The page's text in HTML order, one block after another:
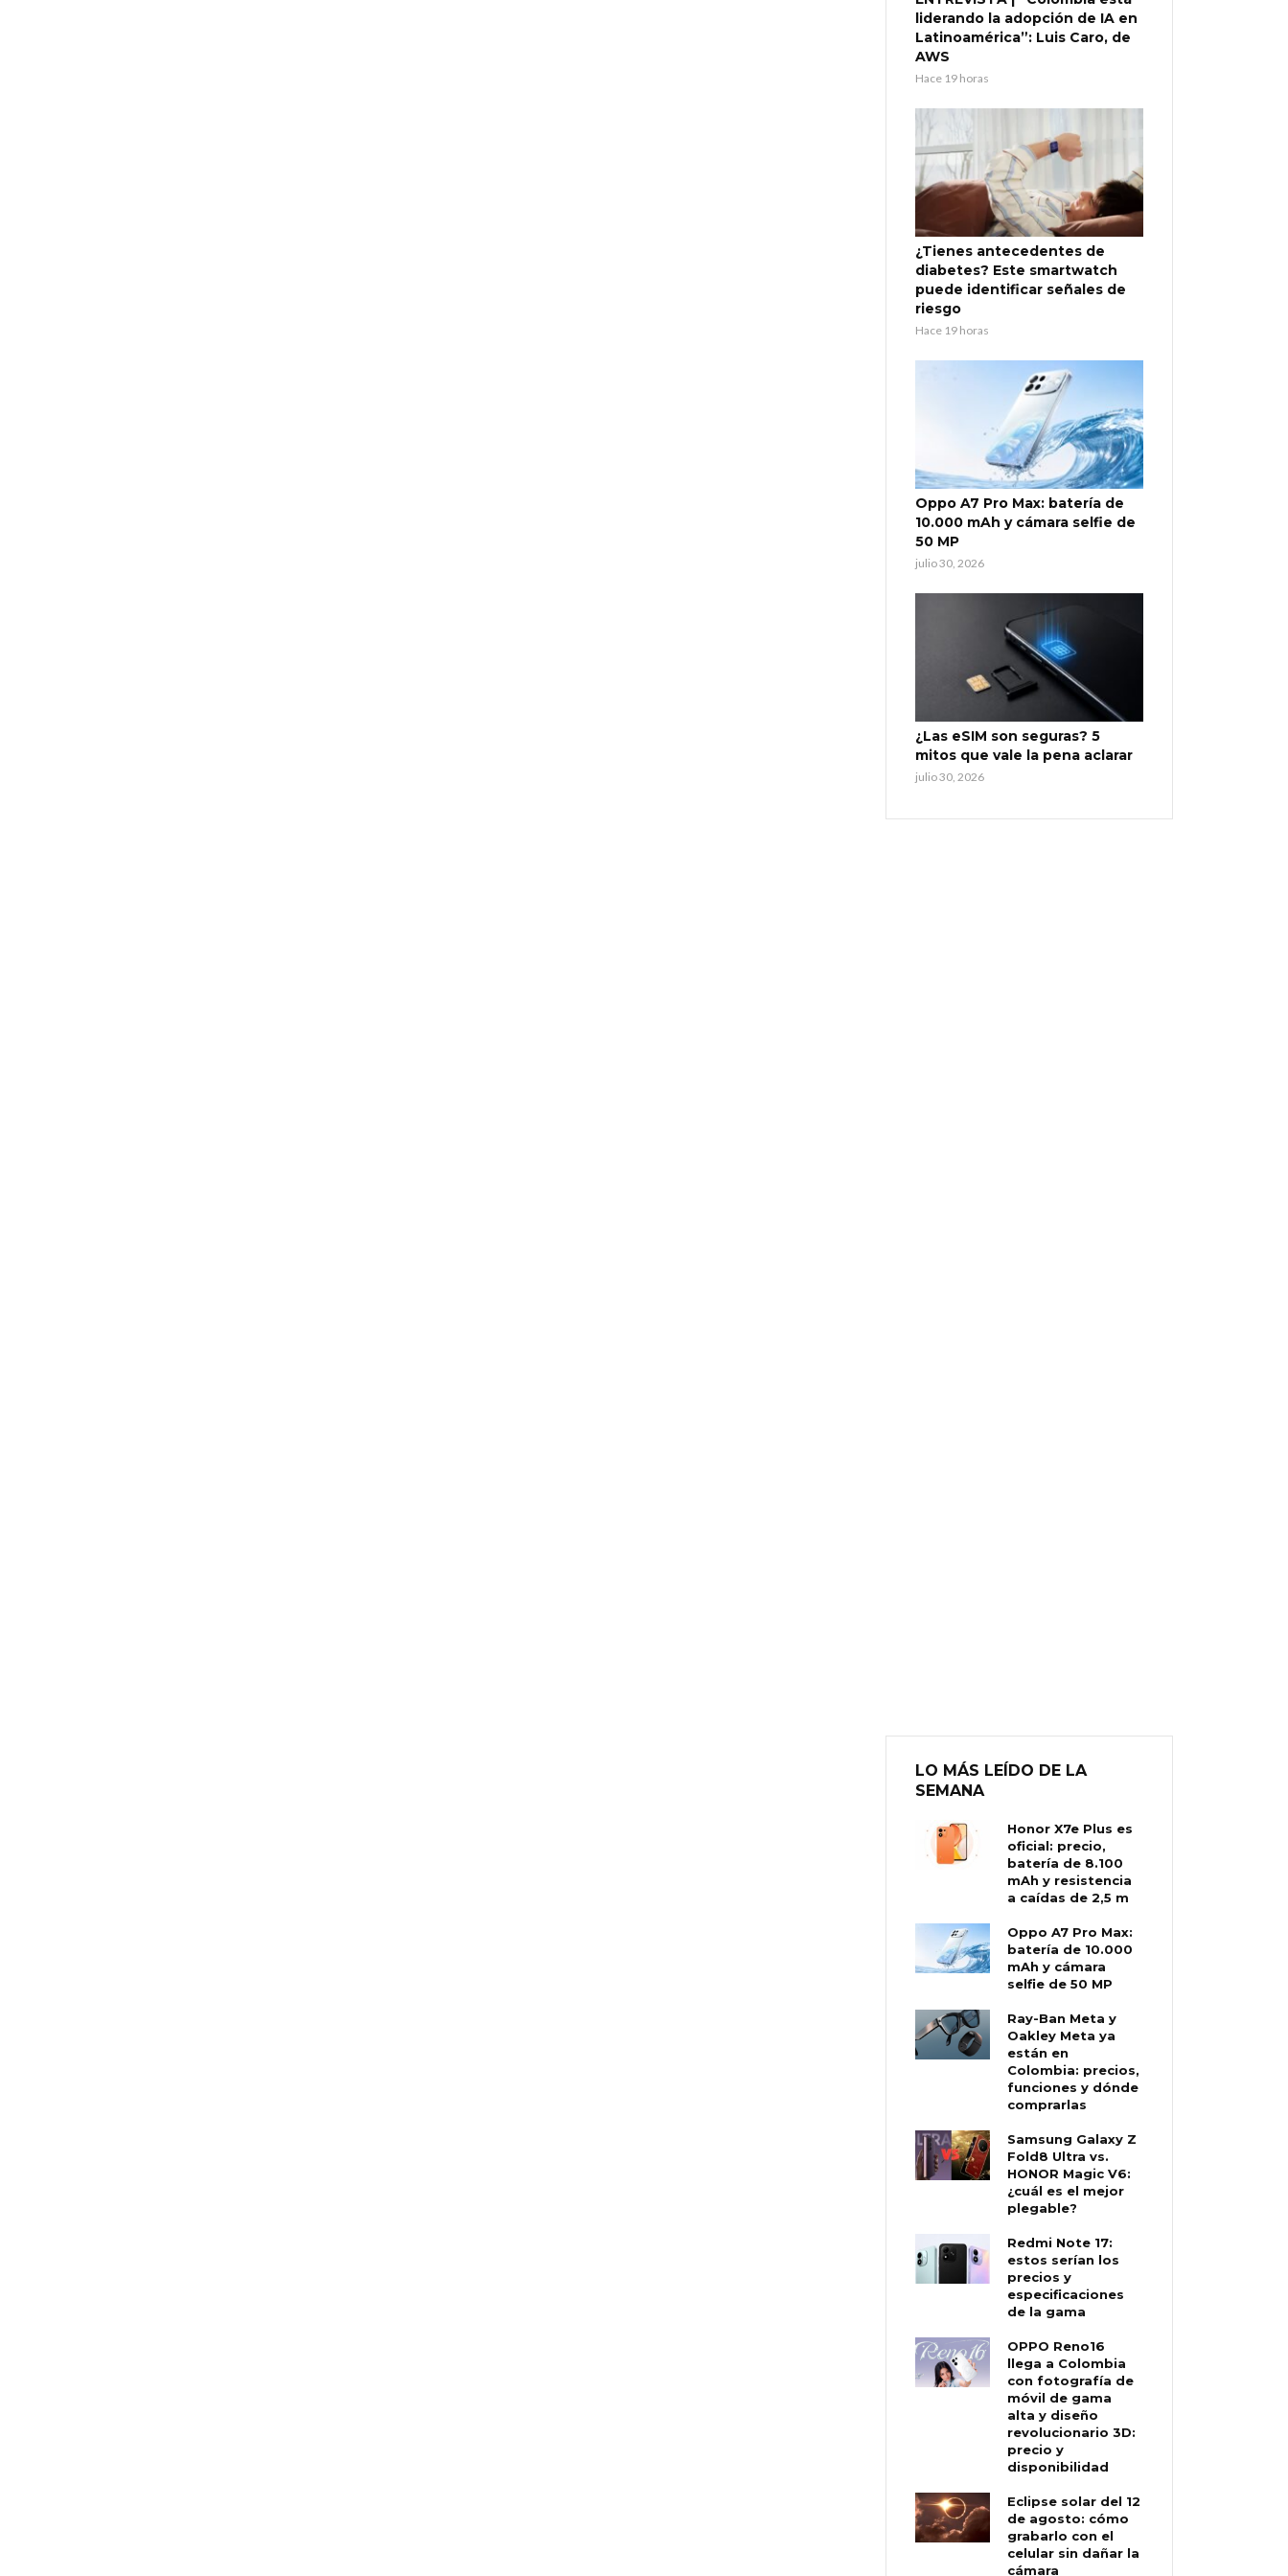
liderando la adopción de IA en
Latinoamérica”: Luis Caro, de
AWS
Hace 19 horas
¿Tienes antecedentes de
diabetes? Este smartwatch
puede identificar señales de
riesgo
Hace 19 horas
Oppo A7 Pro Max: batería de
10.000 mAh y cámara selfie de
50 MP
julio 30, 2026
¿Las eSIM son seguras? 5
mitos que vale la pena aclarar
julio 30, 2026
LO MÁS LEÍDO DE LA
SEMANA
Honor X7e Plus es
oficial: precio,
batería de 8.100
mAh y resistencia
a caídas de 2,5 m
Oppo A7 Pro Max:
batería de 10.000
mAh y cámara
selfie de 50 MP
Ray-Ban Meta y
Oakley Meta ya
están en
Colombia: precios,
funciones y dónde
comprarlas
Samsung Galaxy Z
Fold8 Ultra vs.
HONOR Magic V6:
¿cuál es el mejor
plegable?
Redmi Note 17:
estos serían los
precios y
especificaciones
de la gama
OPPO Reno16
llega a Colombia
con fotografía de
móvil de gama
alta y diseño
revolucionario 3D:
precio y
disponibilidad
Eclipse solar del 12
de agosto: cómo
grabarlo con el
celular sin dañar la
cámara